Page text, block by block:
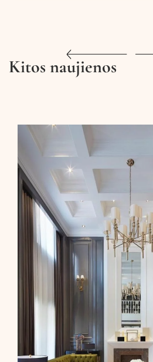
Kitos naujienos